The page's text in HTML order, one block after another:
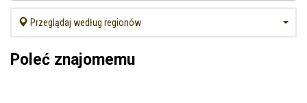
Przeglądaj według regionów
Poleć znajomemu